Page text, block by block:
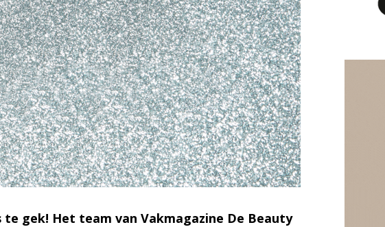
gek! Het team van Vakmagazine De Beauty